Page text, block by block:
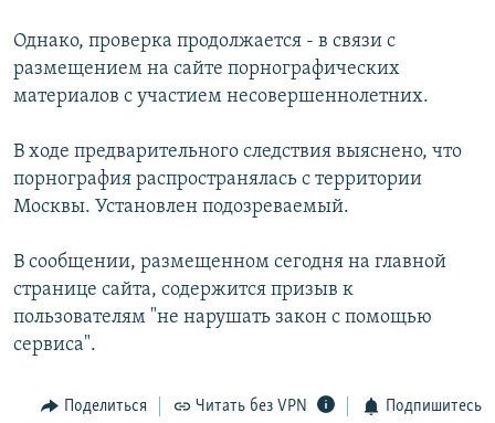
РАСПИСАНИЕ ВЕЩАНИЯ
ПОДПИШИТЕСЬ НА РАССЫЛКУ
СОЦИАЛЬНЫЕ СЕТИ
Все сайты РСЕ/РС
Однако, проверка продолжается - в связи с
размещением на сайте порнографических
материалов с участием несовершеннолетних.
В ходе предварительного следствия выяснено, что
порнография распространялась с территории
Москвы. Установлен подозреваемый.
В сообщении, размещенном сегодня на главной
странице сайта, содержится призыв к
пользователям "не нарушать закон с помощью
сервиса".
Поделиться Читать без VPN Подпишитесь